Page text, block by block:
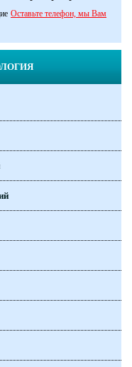
Оставьте телефон, мы Вам